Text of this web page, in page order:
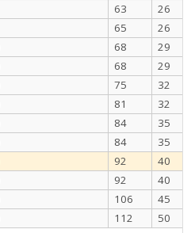
63 26
65 26
68 29
68 29
75 32
81 32
84 35
84 35
92 40
92 40
106 45
112 50